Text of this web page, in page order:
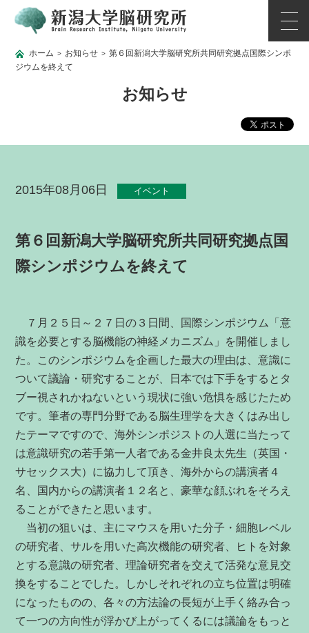
ホーム > お知らせ > 第６回新潟大学脳研究所共同研究拠点国際シンポ
ジウムを終えて
お知らせ
2015年08月06日 イベント
第６回新潟大学脳研究所共同研究拠点国
際シンポジウムを終えて
７月２５日～２７日の３日間、国際シンポジウム「意
識を必要とする脳機能の神経メカニズム」を開催しまし
た。このシンポジウムを企画した最大の理由は、意識に
ついて議論・研究することが、日本では下手をするとタ
ブー視されかねないという現状に強い危惧を感じたため
です。筆者の専門分野である脳生理学を大きくはみ出し
たテーマですので、海外シンポジストの人選に当たって
は意識研究の若手第一人者である金井良太先生（英国・
サセックス大）に協力して頂き、海外からの講演者４
名、国内からの講演者１２名と、豪華な顔ぶれをそろえ
ることができたと思います。
当初の狙いは、主にマウスを用いた分子・細胞レベル
の研究者、サルを用いた高次機能の研究者、ヒトを対象
とする意識の研究者、理論研究者を交えて活発な意見交
換をすることでした。しかしそれぞれの立ち位置は明確
になったものの、各々の方法論の長短が上手く絡み合っ
て一つの方向性が浮かび上がってくるには議論をもっと